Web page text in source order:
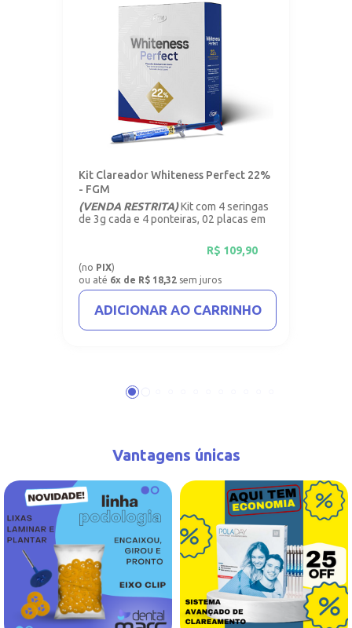
Kit Clareador Whiteness Perfect 22%
- FGM
(VENDA RESTRITA)Kit com 4 seringas
de 3g cada e 4 ponteiras, 02 placas em
R$ 109,90
(no PIX)
ou até 6x de R$ 18,32 sem juros
ADICIONAR AO CARRINHO
Vantagens únicas